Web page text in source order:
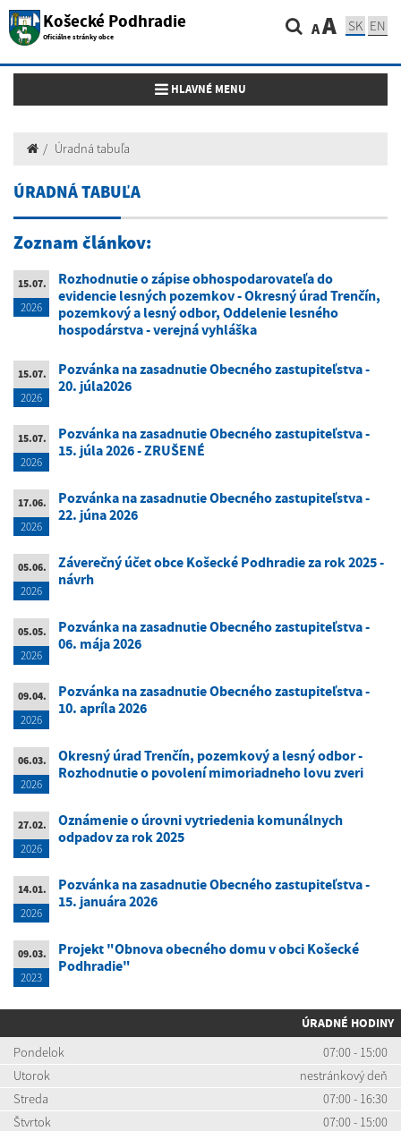
Košecké Podhradie
Oficiálne stránky obce AA SK EN
Toggle navigation
HLAVNÉ MENU
Úradná tabuľa
ÚRADNÁ TABUĽA
Zoznam článkov:
15.07.
2026
Rozhodnutie o zápise obhospodarovateľa do
evidencie lesných pozemkov - Okresný úrad Trenčín,
pozemkový a lesný odbor, Oddelenie lesného
hospodárstva - verejná vyhláška
15.07.
2026
Pozvánka na zasadnutie Obecného zastupiteľstva -
20. júla2026
15.07.
2026
Pozvánka na zasadnutie Obecného zastupiteľstva -
15. júla 2026 - ZRUŠENÉ
17.06.
2026
Pozvánka na zasadnutie Obecného zastupiteľstva -
22. júna 2026
05.06.
2026
Záverečný účet obce Košecké Podhradie za rok 2025 -
návrh
05.05.
2026
Pozvánka na zasadnutie Obecného zastupiteľstva -
06. mája 2026
09.04.
2026
Pozvánka na zasadnutie Obecného zastupiteľstva -
10. apríla 2026
06.03.
2026
Okresný úrad Trenčín, pozemkový a lesný odbor -
Rozhodnutie o povolení mimoriadneho lovu zveri
27.02.
2026
Oznámenie o úrovni vytriedenia komunálnych
odpadov za rok 2025
14.01.
2026
Pozvánka na zasadnutie Obecného zastupiteľstva -
15. januára 2026
09.03.
2023
Projekt "Obnova obecného domu v obci Košecké
Podhradie"
ÚRADNÉ HODINY
Pondelok
07:00 - 15:00
Utorok
nestránkový deň
Streda
07:00 - 16:30
Štvrtok
07:00 - 15:00